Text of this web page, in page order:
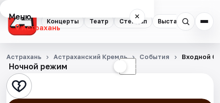
Концерты Театр Стендап Выставки
Меню ×
Астрахань
Концерты
Театр
Стендап
Ночной режим ☾
Астрахань Астраханский Кремль События Входной